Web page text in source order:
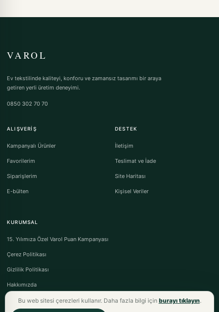
VAROL
Ev tekstilinde kaliteyi, konforu ve zamansız tasarımı bir araya
getiren yerli üretim deneyimi.
0850 302 70 70
ALIŞVERIŞ
Kampanyalı Ürünler
Favorilerim
Siparişlerim
E-bülten
DESTEK
İletişim
Teslimat ve İade
Site Haritası
Kişisel Veriler
KURUMSAL
15. Yılımıza Özel Varol Puan Kampanyası
Çerez Politikası
Gizlilik Politikası
Hakkımızda
Bu web sitesi çerezleri kullanır. Daha fazla bilgi için burayı tıklayın.